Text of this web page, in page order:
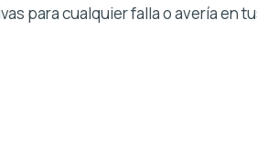
para cualquier falla o avería en